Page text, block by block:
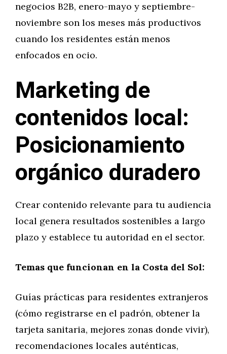
negocios B2B, enero-mayo y septiembre-
noviembre son los meses más productivos
cuando los residentes están menos
enfocados en ocio.
Marketing de
contenidos local:
Posicionamiento
orgánico duradero
Crear contenido relevante para tu audiencia
local genera resultados sostenibles a largo
plazo y establece tu autoridad en el sector.
Temas que funcionan en la Costa del Sol:
Guías prácticas para residentes extranjeros
(cómo registrarse en el padrón, obtener la
tarjeta sanitaria, mejores zonas donde vivir),
recomendaciones locales auténticas,